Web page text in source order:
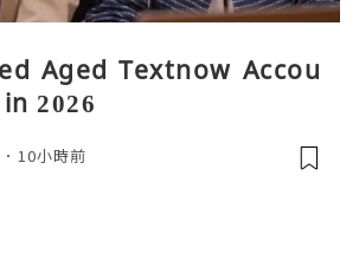
Aged Textnow Accou
2026
10小時前